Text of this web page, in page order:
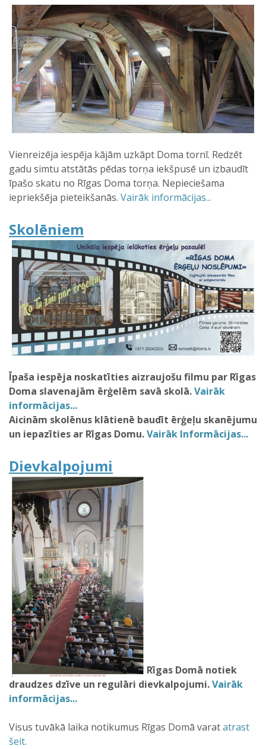
Vienreizēja iespēja kājām uzkāpt Doma tornī. Redzēt
gadu simtu atstātās pēdas torņa iekšpusē un izbaudīt
īpašo skatu no Rīgas Doma torņa. Nepieciešama
iepriekšēja pieteikšanās. Vairāk informācijas...
Skolēniem
Īpaša iespēja noskatīties aizraujošu filmu par Rīgas
Doma slavenajām ērģelēm savā skolā.Vairāk
informācijas...
Aicinām skolēnus klātienē baudīt ērģeļu skanējumu
un iepazīties ar Rīgas Domu.Vairāk Informācijas...
Dievkalpojumi
Rīgas Domā notiek
draudzes dzīve un regulāri dievkalpojumi.Vairāk
informācijas...
Visus tuvākā laika notikumus Rīgas Domā varatatrast
šeit.